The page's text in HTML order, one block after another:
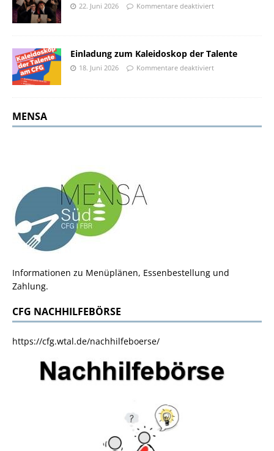
22. Juni 2026 Kommentare deaktiviert
Einladung zum Kaleidoskop der Talente
18. Juni 2026 Kommentare deaktiviert
MENSA
Informationen zu Menüplänen, Essenbestellung und
Zahlung.
CFG NACHHILFEBÖRSE
https://cfg.wtal.de/nachhilfeboerse/